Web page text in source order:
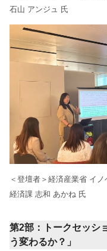
石山 アンジュ 氏
＜登壇者＞経済産業省 イ
経済課 志和 あかね 氏
第2部：トークセッシ
う変わるか？」